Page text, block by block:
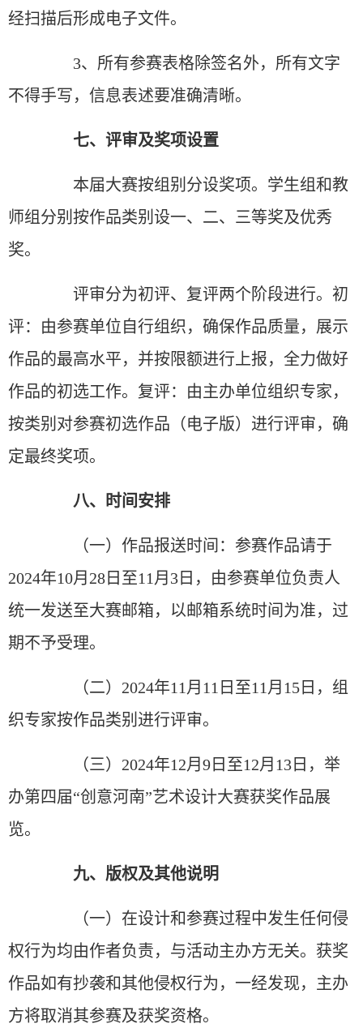
经扫描后形成电子文件。
3、所有参赛表格除签名外，所有文字
不得手写，信息表述要准确清晰。
七、评审及奖项设置
本届大赛按组别分设奖项。学生组和教
师组分别按作品类别设一、二、三等奖及优秀
奖。
评审分为初评、复评两个阶段进行。初
评：由参赛单位自行组织，确保作品质量，展示
作品的最高水平，并按限额进行上报，全力做好
作品的初选工作。复评：由主办单位组织专家，
按类别对参赛初选作品（电子版）进行评审，确
定最终奖项。
八、时间安排
（一）作品报送时间：参赛作品请于
2024年10月28日至11月3日，由参赛单位负责人
统一发送至大赛邮箱，以邮箱系统时间为准，过
期不予受理。
（二）2024年11月11日至11月15日，组
织专家按作品类别进行评审。
（三）2024年12月9日至12月13日，举
办第四届“创意河南”艺术设计大赛获奖作品展
览。
九、版权及其他说明
（一）在设计和参赛过程中发生任何侵
权行为均由作者负责，与活动主办方无关。获奖
作品如有抄袭和其他侵权行为，一经发现，主办
方将取消其参赛及获奖资格。